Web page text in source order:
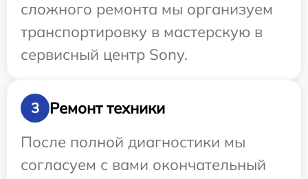
сложного ремонта мы организуем
транспортировку в мастерскую в
сервисный центр Sony.
3
Ремонт техники
После полной диагностики мы
согласуем с вами окончательный